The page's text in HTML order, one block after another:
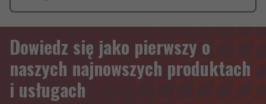
Dowiedz się jako pierwszy o
naszych najnowszych produktach
i usługach